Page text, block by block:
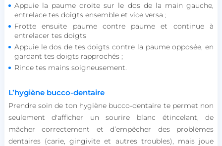
Appuie la paume droite sur le dos de la main gauche,
entrelace tes doigts ensemble et vice versa ;
Frotte ensuite paume contre paume et continue à
entrelacer tes doigts
Appuie le dos de tes doigts contre la paume opposée, en
gardant tes doigts rapprochés ;
Rince tes mains soigneusement.
L’hygiène bucco-dentaire
Prendre soin de ton hygiène bucco-dentaire te permet non
seulement d'afficher un sourire blanc étincelant, de
mâcher correctement et d’empêcher des problèmes
dentaires (carie, gingivite et autres troubles), mais joue